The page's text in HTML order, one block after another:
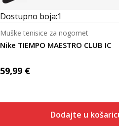
Dostupno boja:1
Nike TIEMPO MAESTRO CLUB IC
Muške tenisice za nogomet
59,99 €
Dodajte u